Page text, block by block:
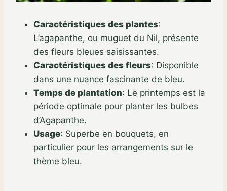
Caractéristiques des plantes:
L’agapanthe, ou muguet du Nil, présente
des fleurs bleues saisissantes.
Caractéristiques des fleurs: Disponible
dans une nuance fascinante de bleu.
Temps de plantation: Le printemps est la
période optimale pour planter les bulbes
d’Agapanthe.
Usage: Superbe en bouquets, en
particulier pour les arrangements sur le
thème bleu.